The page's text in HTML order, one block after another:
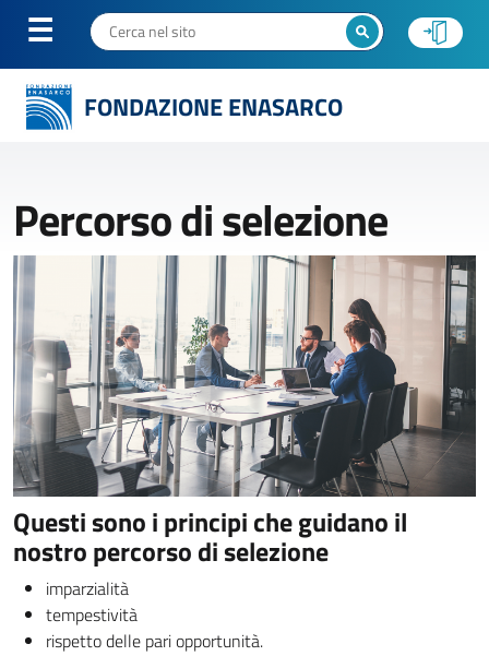
FONDAZIONE ENASARCO
Percorso di selezione
Questi sono i principi che guidano il
nostro percorso di selezione
imparzialità
tempestività
rispetto delle pari opportunità.